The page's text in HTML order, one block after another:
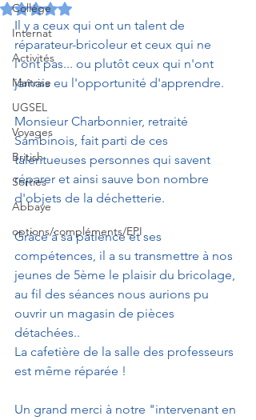
Collège
Internat
Activités
Maîtrise
UGSEL
Voyages
British
Sorties
Abbaye
options/compléments/EPI
Noté NaN étoiles sur 5.
Il y a ceux qui ont un talent de
réparateur-bricoleur et ceux qui ne
l'ont pas... ou plutôt ceux qui n'ont
jamais eu l'opportunité d'apprendre.
Monsieur Charbonnier, retraité
Sambinois, fait parti de ces
talentueuses personnes qui savent
réparer et ainsi sauve bon nombre
d'objets de la déchetterie.
Grâce à sa patience et ses
compétences, il a su transmettre à nos
jeunes de 5ème le plaisir du bricolage,
au fil des séances nous aurions pu
ouvrir un magasin de pièces
détachées..
La cafetière de la salle des professeurs
est même réparée !
Un grand merci à notre "intervenant en